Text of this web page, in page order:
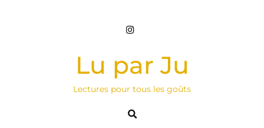
Lu par Ju
Lectures pour tous les goûts